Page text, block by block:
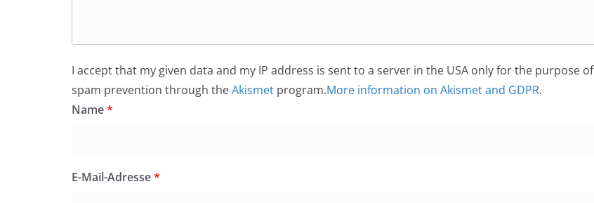
I accept that my given data and my IP address is sent to a server in the USA only for the purpose of
spam prevention through theAkismet program.More information on Akismet and GDPR.
Name*
E-Mail-Adresse*